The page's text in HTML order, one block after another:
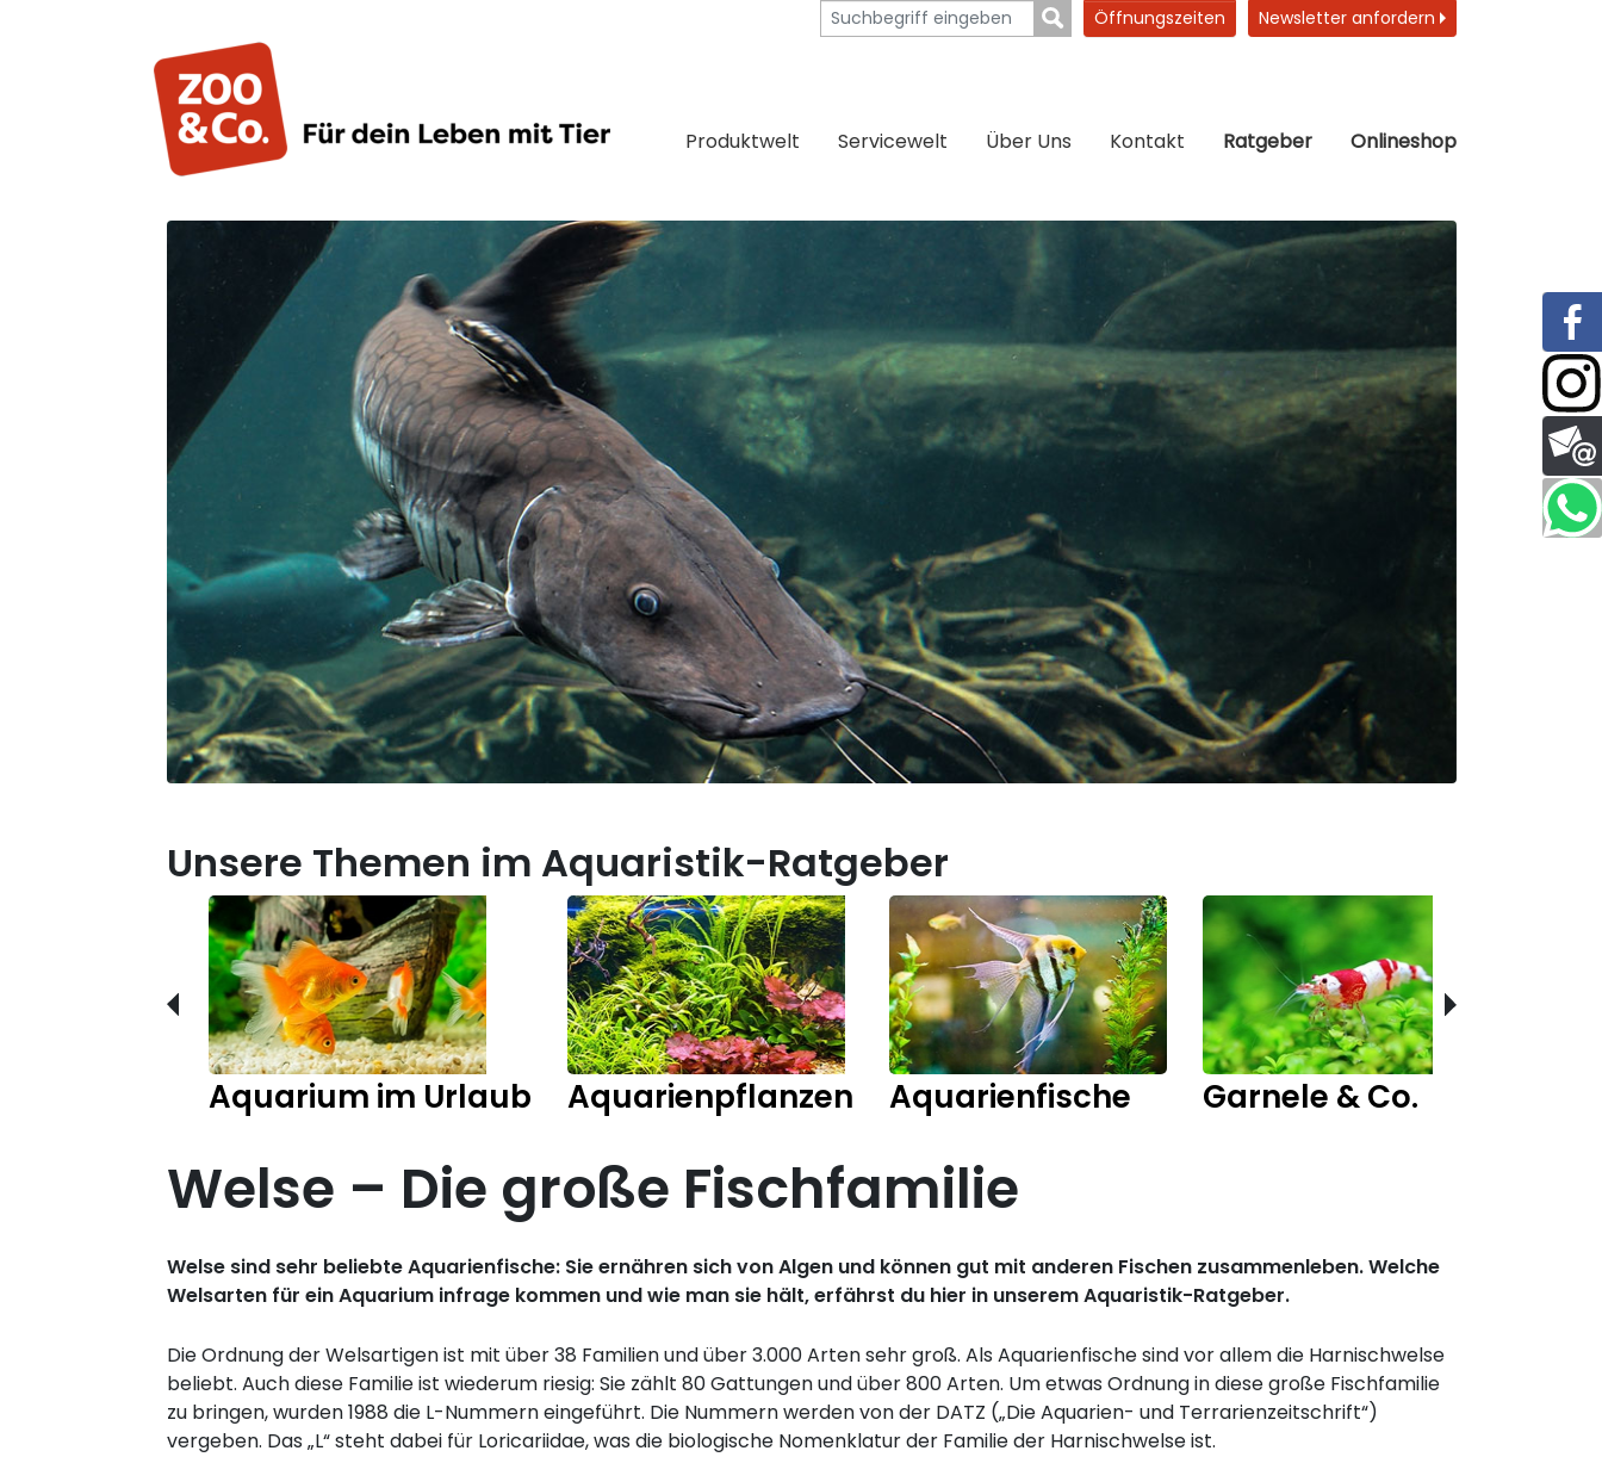
Öffnungszeiten Newsletter anfordern
Produktwelt Servicewelt Über Uns Kontakt Ratgeber Onlineshop
Unsere Themen im Aquaristik-Ratgeber
Aquarium im Urlaub Aquarienpflanzen Aquarienfische Garnele & Co.
Welse – Die große Fischfamilie
Welse sind sehr beliebte Aquarienfische: Sie ernähren sich von Algen und können gut mit anderen Fischen zusammenleben. Welche
Welsarten für ein Aquarium infrage kommen und wie man sie hält, erfährst du hier in unserem Aquaristik-Ratgeber.
Die Ordnung der Welsartigen ist mit über 38 Familien und über 3.000 Arten sehr groß. Als Aquarienfische sind vor allem die Harnischwelse
beliebt. Auch diese Familie ist wiederum riesig: Sie zählt 80 Gattungen und über 800 Arten. Um etwas Ordnung in diese große Fischfamilie
zu bringen, wurden 1988 die L-Nummern eingeführt. Die Nummern werden von der DATZ („Die Aquarien- und Terrarienzeitschrift“)
vergeben. Das „L“ steht dabei für Loricariidae, was die biologische Nomenklatur der Familie der Harnischwelse ist.